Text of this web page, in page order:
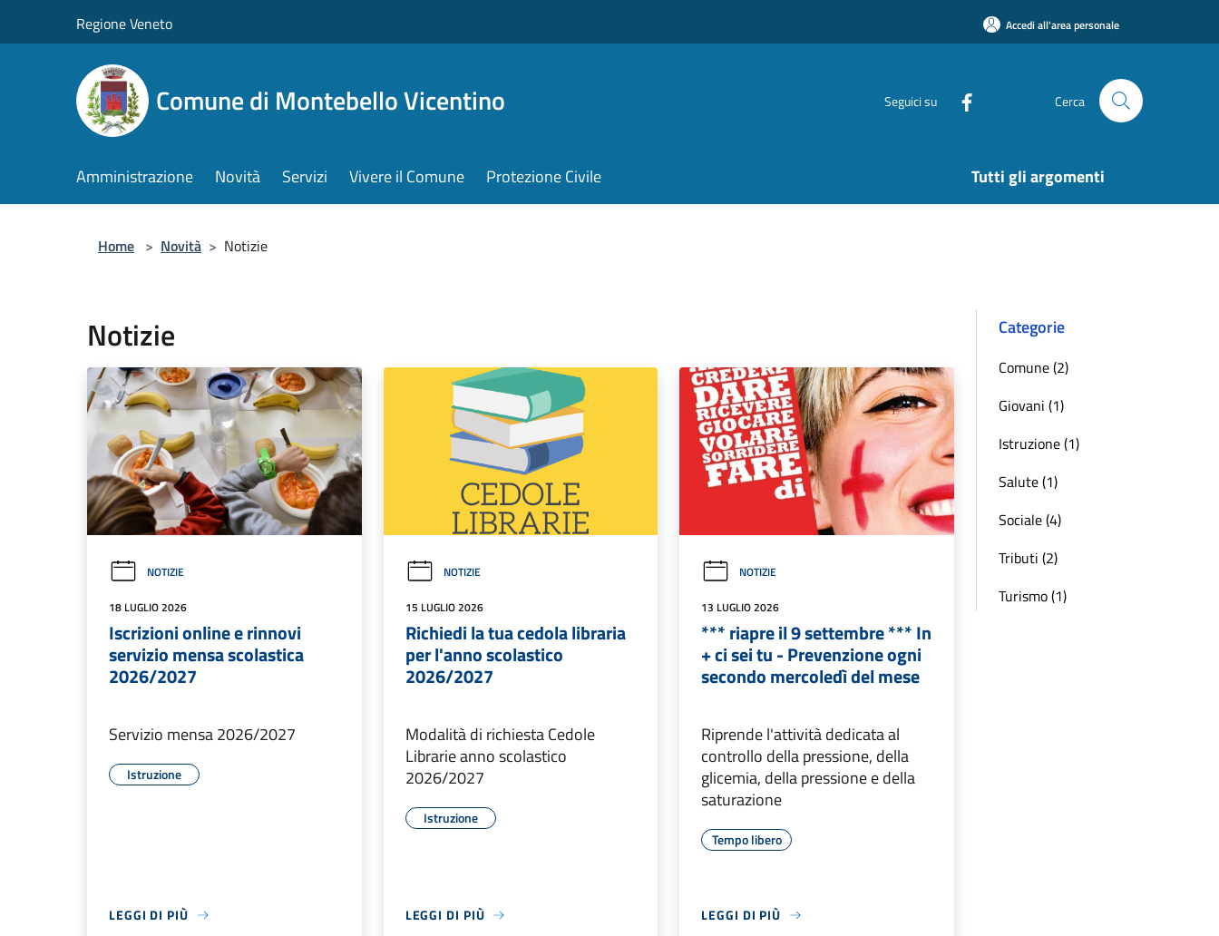
Regione Veneto Accedi all'area personale
Comune di Montebello Vicentino Seguici su Cerca
Amministrazione Novità Servizi Vivere il Comune Protezione Civile Tutti gli argomenti
Home > Novità > Notizie
Notizie
NOTIZIE
18 LUGLIO 2026
Iscrizioni online e rinnovi
servizio mensa scolastica
2026/2027
Servizio mensa 2026/2027
Istruzione
LEGGI DI PIÙ
NOTIZIE
15 LUGLIO 2026
Richiedi la tua cedola libraria
per l'anno scolastico
2026/2027
Modalità di richiesta Cedole
Librarie anno scolastico
2026/2027
Istruzione
LEGGI DI PIÙ
NOTIZIE
13 LUGLIO 2026
*** riapre il 9 settembre *** In
+ ci sei tu - Prevenzione ogni
secondo mercoledì del mese
Riprende l'attività dedicata al
controllo della pressione, della
glicemia, della pressione e della
saturazione
Tempo libero
LEGGI DI PIÙ
Categorie
Comune (2)
Giovani (1)
Istruzione (1)
Salute (1)
Sociale (4)
Tributi (2)
Turismo (1)